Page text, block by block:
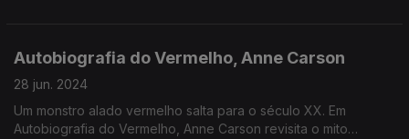
Autobiografia do Vermelho, Anne Carson
28 jun. 2024
Um monstro alado vermelho salta para o século XX. Em
Autobiografia do Vermelho, Anne Carson revisita o mito